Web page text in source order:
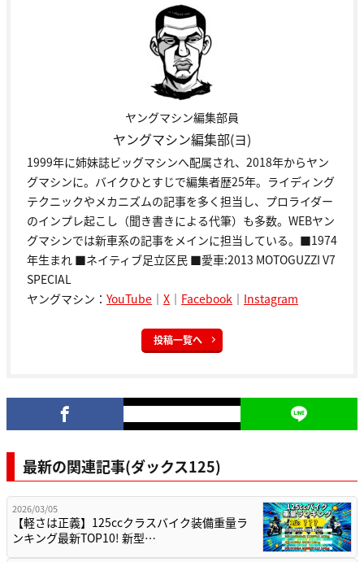
ヤングマシン編集部員
ヤングマシン編集部(ヨ)
1999年に姉妹誌ビッグマシンへ配属され、2018年からヤン
グマシンに。バイクひとすじで編集者歴25年。ライディング
テクニックやメカニズムの記事を多く担当し、プロライダー
のインプレ起こし（聞き書きによる代筆）も多数。WEBヤン
グマシンでは新車系の記事をメインに担当している。■1974
年生まれ ■ネイティブ足立区民 ■愛車:2013 MOTOGUZZI V7
SPECIAL
ヤングマシン： YouTube ｜ X ｜ Facebook ｜ Instagram
投稿一覧へ
最新の関連記事(ダックス125)
2026/03/05
【軽さは正義】125ccクラスバイク装備重量ラ
ンキング最新TOP10! 新型…